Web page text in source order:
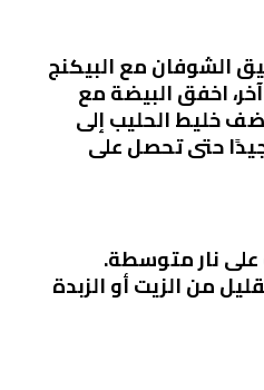
الشوفان مع البيكنج
اخفق البيضة مع
خليط الحليب إلى
حتى تحصل على
نار متوسطة.
من الزيت أو الزبدة